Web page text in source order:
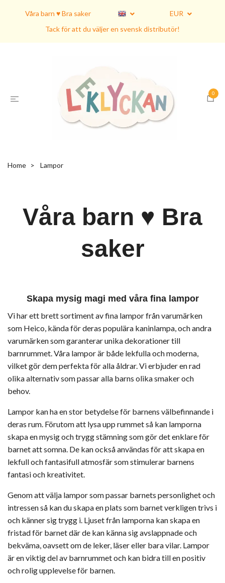
Våra barn ♥ Bra saker
EUR
Tack för att du väljer en svensk distributör!
0
Home Lampor
Våra barn ♥ Bra
saker
Skapa mysig magi med våra fina lampor
Vi har ett brett sortiment av fina lampor från varumärken
som Heico, kända för deras populära kaninlampa, och andra
varumärken som garanterar unika dekorationer till
barnrummet. Våra lampor är både lekfulla och moderna,
vilket gör dem perfekta för alla åldrar. Vi erbjuder en rad
olika alternativ som passar alla barns olika smaker och
behov.
Lampor kan ha en stor betydelse för barnens välbefinnande i
deras rum. Förutom att lysa upp rummet så kan lamporna
skapa en mysig och trygg stämning som gör det enklare för
barnet att somna. De kan också användas för att skapa en
lekfull och fantasifull atmosfär som stimulerar barnens
fantasi och kreativitet.
Genom att välja lampor som passar barnets personlighet och
intressen så kan du skapa en plats som barnet verkligen trivs i
och känner sig trygg i. Ljuset från lamporna kan skapa en
fristad för barnet där de kan känna sig avslappnade och
bekväma, oavsett om de leker, läser eller bara vilar. Lampor
är en viktig del av barnrummet och kan bidra till en positiv
och rolig upplevelse för barnen.